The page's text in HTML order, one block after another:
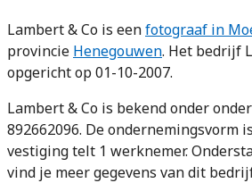
Lambert & Co is eenfotograaf in
provincie Henegouwen. Het bedrijf
opgericht op 01-10-2007.
Lambert & Co is bekend onder
892662096. De ondernemingsvorm
vestiging telt 1 werknemer.
vind je meer gegevens van dit